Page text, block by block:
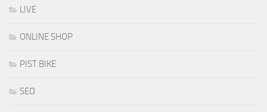
LIVE
ONLINE SHOP
PIST BIKE
SEO